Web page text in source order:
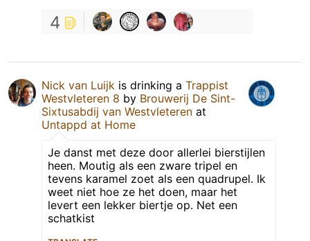
4
Nick van Luijk is drinking a Trappist
Westvleteren 8 by Brouwerij De Sint-
Sixtusabdij van Westvleteren at
Untappd at Home
Je danst met deze door allerlei bierstijlen
heen. Moutig als een zware tripel en
tevens karamel zoet als een quadrupel. Ik
weet niet hoe ze het doen, maar het
levert een lekker biertje op. Net een
schatkist